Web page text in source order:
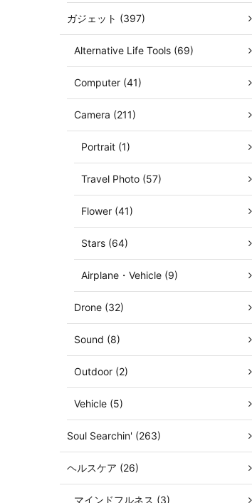
ガジェット (397)
Alternative Life Tools (69)
Computer (41)
Camera (211)
Portrait (1)
Travel Photo (57)
Flower (41)
Stars (64)
Airplane・Vehicle (9)
Drone (32)
Sound (8)
Outdoor (2)
Vehicle (5)
Soul Searchin' (263)
ヘルスケア (26)
マインドフルネス (3)